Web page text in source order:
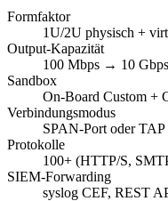
Formfaktor
1U/2U physisch +
Output-Kapazität
100 Mbps → 10
Sandbox
On-Board Custom +
Verbindungsmodus
SPAN-Port oder TAP
Protokolle
100+ (HTTP/S,
SIEM-Forwarding
syslog CEF, REST